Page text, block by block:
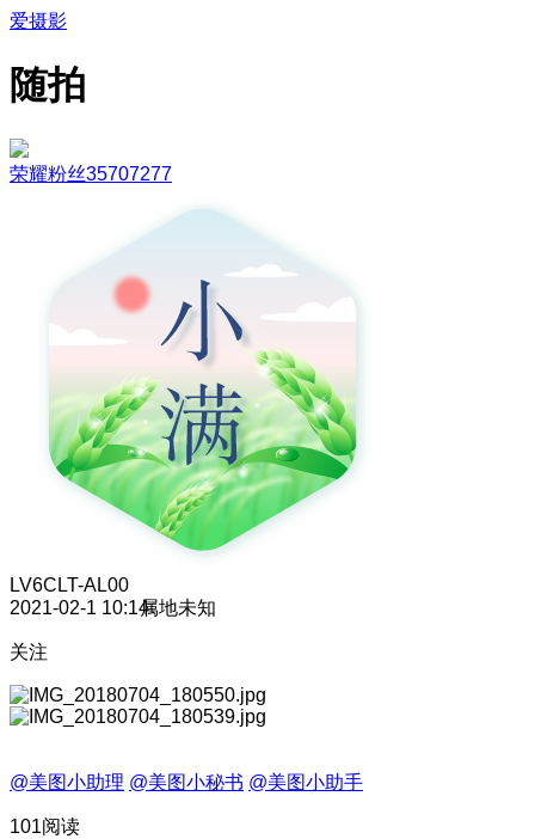
爱摄影
随拍
荣耀粉丝35707277
LV6CLT-AL00
2021-02-1 10:14属地未知
关注
@美图小助理 @美图小秘书 @美图小助手
101阅读